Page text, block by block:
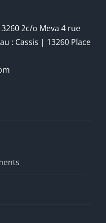
2c/o Meva 4 rue
: Cassis | 13260 Place